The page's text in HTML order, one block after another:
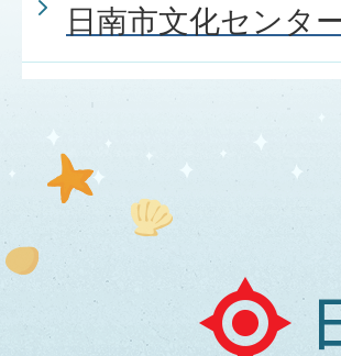
日南市文化センタ
日